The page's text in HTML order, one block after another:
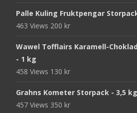
Palle Kuling Fruktpengar
463 Views 200 kr
Wawel Tofflairs Karamell-
- 1 kg
458 Views 130 kr
Grahns Kometer Storpack - 3,5 kg
457 Views 350 kr